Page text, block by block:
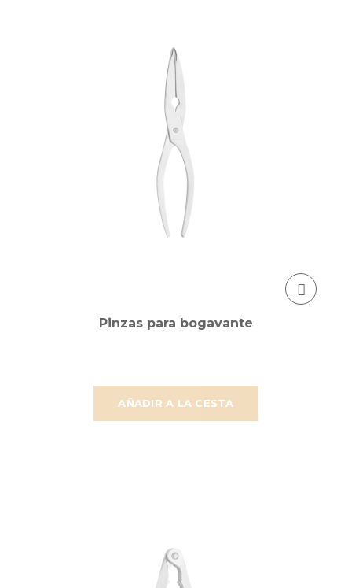
AÑADIR A LA CESTA
Pinzas para bogavante